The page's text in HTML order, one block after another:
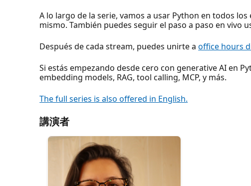
A lo largo de la serie, vamos a usar Python en todos
mismo. También puedes seguir el paso a paso en vivo
Después de cada stream, puedes unirte aoffice hours
Si estás empezando desde cero con generative AI en
embedding models, RAG, tool calling, MCP, y más.
The full series is also offered in English.
講演者